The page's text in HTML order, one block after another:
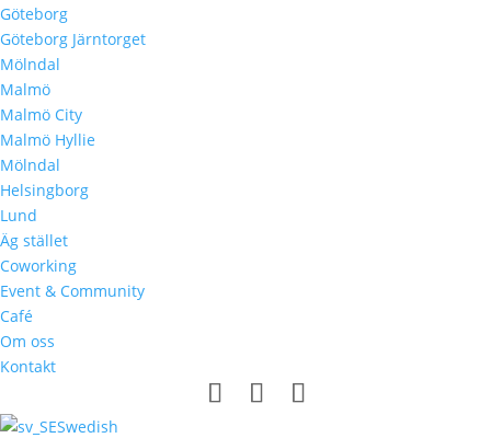
Göteborg
Göteborg Järntorget
Mölndal
Malmö
Malmö City
Malmö Hyllie
Mölndal
Helsingborg
Lund
Äg stället
Coworking
Event & Community
Café
Om oss
Kontakt
Swedish